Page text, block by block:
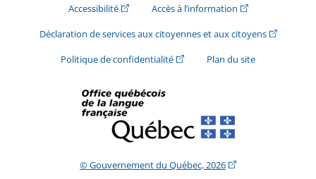
Accessibilité(Cet hyperlien externe s'ouvrira dans une
Accès à l’information(Cet hyperlien
Déclaration de services aux citoyennes et aux citoyens(Cet
Politique de confidentialité(Cet hyperlien externe s'ouvrira
Plan du site
© Gouvernement du Québec, 2026(Cet hyperlien